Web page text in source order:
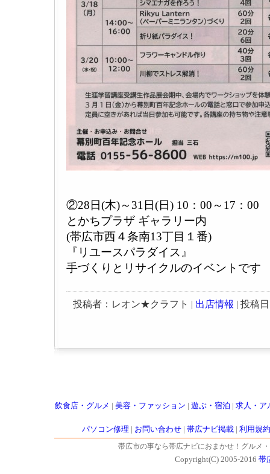
②28日(木)～31日(日) 10：00～17：00
とかちプラザ ギャラリー内
(帯広市西４条南13丁目１番)
『リユースパラダイス』
手づくりとリサイクルのイベントです
投稿者：レオン★クラフト | 出店情報 | 投稿
飲食店・グルメ 美容・ファッション 遊ぶ・宿泊 求人・ア
パソコン修理 お問い合わせ| 帯広ナビ掲載| 利用規約
帯広市の事なら帯広ナビにおまかせ！グルメ
Copyright(C) 2005-2016 帯